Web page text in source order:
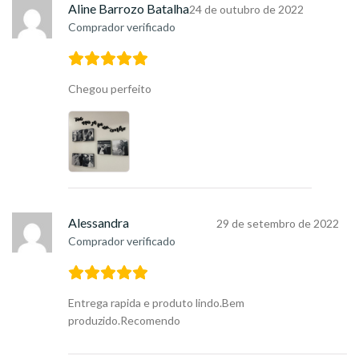
Aline Barrozo Batalha
Comprador verificado
24 de outubro de 2022
Chegou perfeito
Alessandra
Comprador verificado
29 de setembro de 2022
Entrega rapida e produto lindo.Bem
produzido.Recomendo